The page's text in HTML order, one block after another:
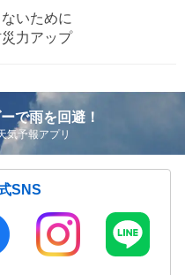
いために
力アップ
で雨を回避！
予報アプリ
SNS